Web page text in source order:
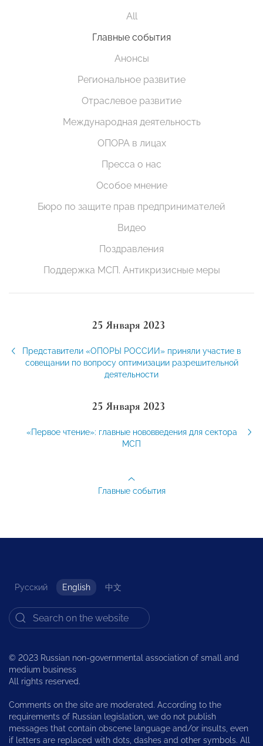
All
Главные события
Анонсы
Региональное развитие
Отраслевое развитие
Международная деятельность
ОПОРА в лицах
Пресса о нас
Особое мнение
Бюро по защите прав предпринимателей
Видео
Поздравления
Поддержка МСП. Антикризисные меры
25 Января 2023
Представители «ОПОРЫ РОССИИ» приняли участие в
совещании по вопросу оптимизации разрешительной
деятельности
25 Января 2023
«Первое чтение»: главные нововведения для сектора
МСП
Главные события
Русский English 中文
© 2023 Russian non-governmental association of small and
medium business
All rights reserved.
Comments on the site are moderated. According to the
requirements of Russian legislation, we do not publish
messages that contain obscene language and/or insults, even
if letters are replaced with dots, dashes and other symbols. All